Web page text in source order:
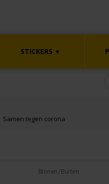
STICKERS
Samen tegen corona
Binnen/Buiten